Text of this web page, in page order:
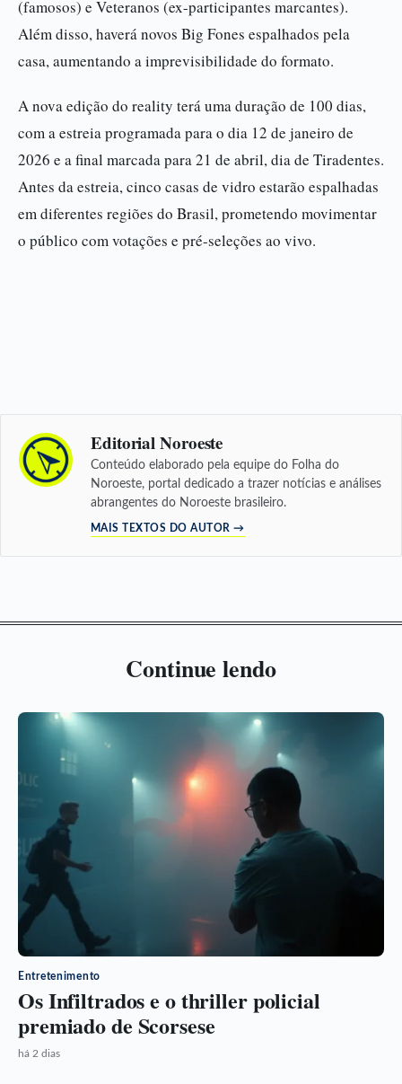
(famosos) e Veteranos (ex-participantes marcantes).
Além disso, haverá novos Big Fones espalhados pela
casa, aumentando a imprevisibilidade do formato.
A nova edição do reality terá uma duração de 100 dias,
com a estreia programada para o dia 12 de janeiro de
2026 e a final marcada para 21 de abril, dia de Tiradentes.
Antes da estreia, cinco casas de vidro estarão espalhadas
em diferentes regiões do Brasil, prometendo movimentar
o público com votações e pré-seleções ao vivo.
Editorial Noroeste
Conteúdo elaborado pela equipe do Folha do
Noroeste, portal dedicado a trazer notícias e análises
abrangentes do Noroeste brasileiro.
MAIS TEXTOS DO AUTOR →
Continue lendo
Entretenimento
Os Infiltrados e o thriller policial
premiado de Scorsese
há 2 dias